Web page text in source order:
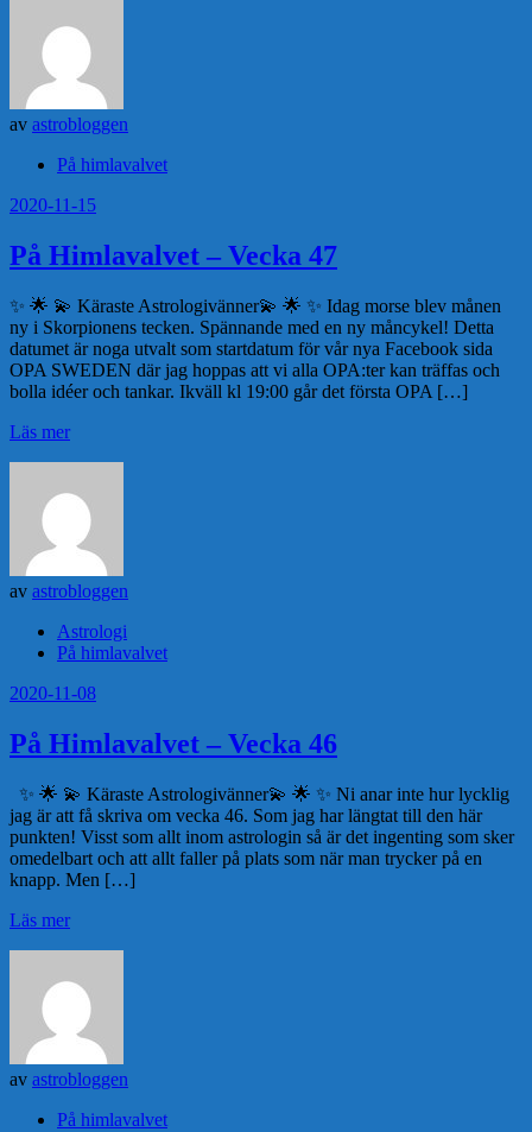
av astrobloggen
På himlavalvet
2020-11-15
På Himlavalvet – Vecka 47
✨ 🌟 💫 Käraste Astrologivänner💫 🌟 ✨ Idag morse blev månen
ny i Skorpionens tecken. Spännande med en ny måncykel! Detta
datumet är noga utvalt som startdatum för vår nya Facebook sida
OPA SWEDEN där jag hoppas att vi alla OPA:ter kan träffas och
bolla idéer och tankar. Ikväll kl 19:00 går det första OPA […]
Läs mer
av astrobloggen
Astrologi
På himlavalvet
2020-11-08
På Himlavalvet – Vecka 46
✨ 🌟 💫 Käraste Astrologivänner💫 🌟 ✨ Ni anar inte hur lycklig
jag är att få skriva om vecka 46. Som jag har längtat till den här
punkten! Visst som allt inom astrologin så är det ingenting som sker
omedelbart och att allt faller på plats som när man trycker på en
knapp. Men […]
Läs mer
av astrobloggen
På himlavalvet